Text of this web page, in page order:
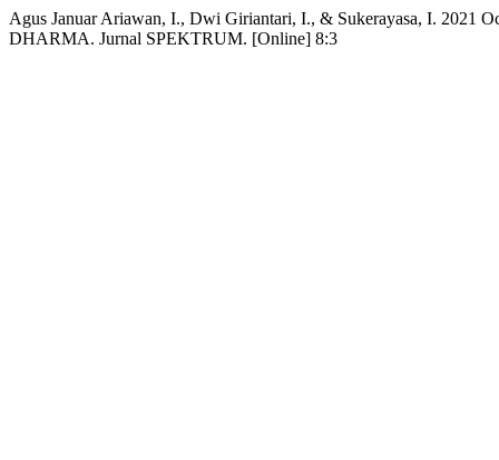
Agus Januar Ariawan, I., Dwi Giriantari, I., & Sukerayasa, I.
DHARMA. Jurnal SPEKTRUM. [Online] 8:3